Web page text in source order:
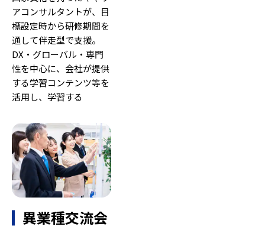
アコンサルタントが、目
標設定時から研修期間を
通して伴走型で支援。
DX・グローバル・専門
性を中心に、会社が提供
する学習コンテンツ等を
活用し、学習する
異業種交流会